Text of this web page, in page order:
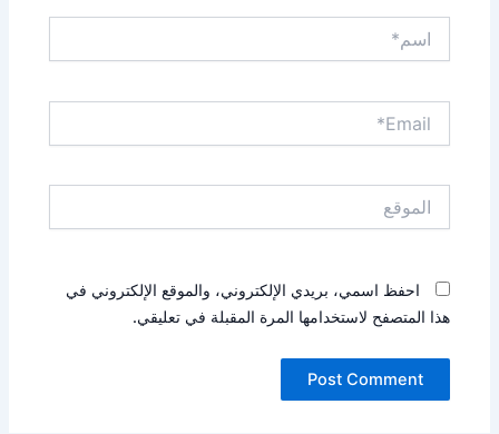
احفظ اسمي، بريدي الإلكتروني، والموقع الإلكتروني في
هذا المتصفح لاستخدامها المرة المقبلة في تعليقي.